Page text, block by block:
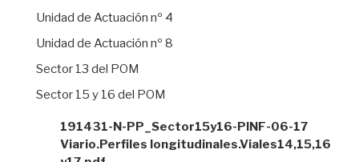
Unidad de Actuación nº 4
Unidad de Actuación nº 8
Sector 13 del POM
Sector 15 y 16 del POM
191431-N-PP_Sector15y16-PINF-06-17
Viario.Perfiles longitudinales.Viales14,15,16